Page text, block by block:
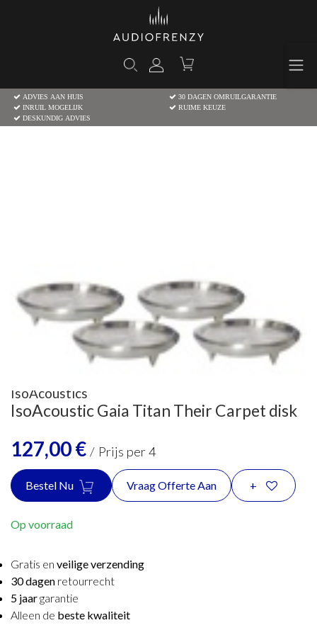
ADVIES AAN HUIS
30 DAGEN OMRUILGARANTIE
INRUIL MOGELIJK
RUIME KEUZE
DESKUNDIG ADVIES
IsoAcoustics
IsoAcoustic Gaia Titan Their Carpet disk
127,00€ / Prijs per 4
Bestel Nu Vraag Offerte Aan +
Op voorraad
Gratis en veilige verzending
30 dagen retourrecht
5 jaargarantie
Alleen de beste kwaliteit